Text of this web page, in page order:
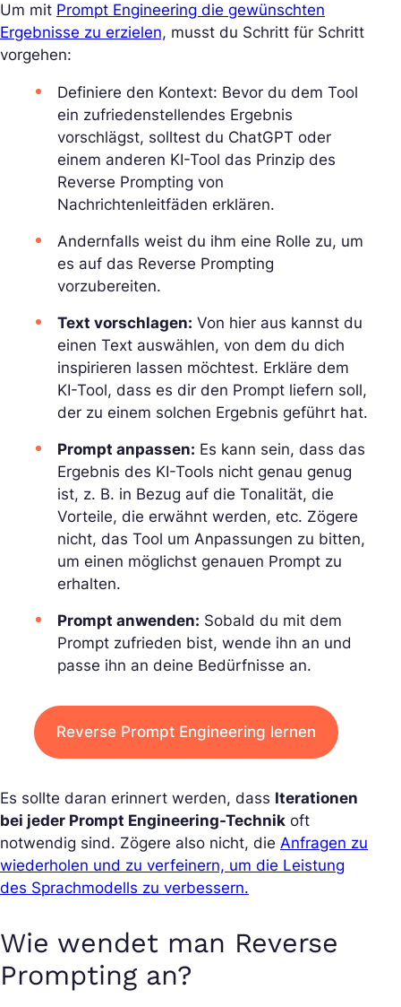
Um mit Prompt Engineering die gewünschten
Ergebnisse zu erzielen, musst du Schritt für Schritt
vorgehen:
Definiere den Kontext: Bevor du dem Tool
ein zufriedenstellendes Ergebnis
vorschlägst, solltest du ChatGPT oder
einem anderen KI-Tool das Prinzip des
Reverse Prompting von
Nachrichtenleitfäden erklären.
Andernfalls weist du ihm eine Rolle zu, um
es auf das Reverse Prompting
vorzubereiten.
Text vorschlagen: Von hier aus kannst du
einen Text auswählen, von dem du dich
inspirieren lassen möchtest. Erkläre dem
KI-Tool, dass es dir den Prompt liefern soll,
der zu einem solchen Ergebnis geführt hat.
Prompt anpassen: Es kann sein, dass das
Ergebnis des KI-Tools nicht genau genug
ist, z. B. in Bezug auf die Tonalität, die
Vorteile, die erwähnt werden, etc. Zögere
nicht, das Tool um Anpassungen zu bitten,
um einen möglichst genauen Prompt zu
erhalten.
Prompt anwenden: Sobald du mit dem
Prompt zufrieden bist, wende ihn an und
passe ihn an deine Bedürfnisse an.
Reverse Prompt Engineering lernen
Es sollte daran erinnert werden, dass Iterationen
bei jeder Prompt Engineering-Technik oft
notwendig sind. Zögere also nicht, die Anfragen zu
wiederholen und zu verfeinern, um die Leistung
des Sprachmodells zu verbessern.
Wie wendet man Reverse
Prompting an?